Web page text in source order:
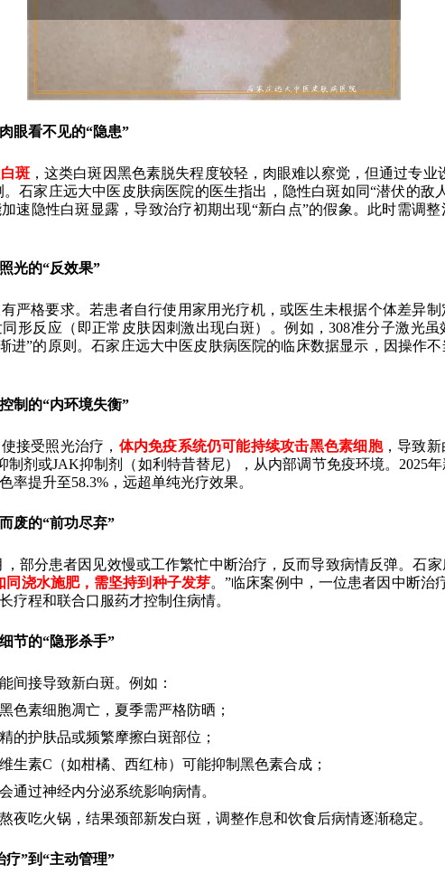
眼看不见的“隐患”
斑，这类白斑因黑色素脱失程度较轻，肉眼难以察觉，但通过专业
石家庄远大中医皮肤病医院的医生指出，隐性白斑如同“潜伏的敌
速隐性白斑显露，导致治疗初期出现“新白点”的假象。此时需调
光的“反效果”
严格要求。若患者自行使用家用光疗机，或医生未根据个体差异制
同形反应（即正常皮肤因刺激出现白斑）。例如，308准分子激光
进”的原则。石家庄远大中医皮肤病医院的临床数据显示，因操作
制的“内环境失衡”
接受照光治疗， 体内免疫系统仍可能持续攻击黑色素细胞，导致新
制剂或JAK抑制剂（如利特昔替尼），从内部调节免疫环境。2025
率提升至58.3%，远超单纯光疗效果。
废的“前功尽弃”
，部分患者因见效慢或工作繁忙中断治疗，反而导致病情反弹。石
同浇水施肥，需坚持到种子发芽。”临床案例中，一位患者因中断治
疗程和联合口服药才控制住病情。
节的“隐形杀手”
间接导致新白斑。例如：
色素细胞凋亡，夏季需严格防晒；
的护肤品或频繁摩擦白斑部位；
生素C（如柑橘、西红柿）可能抑制黑色素合成；
通过神经内分泌系统影响病情。
夜吃火锅，结果颈部新发白斑，调整作息和饮食后病情逐渐稳定。
疗”到“主动管理”